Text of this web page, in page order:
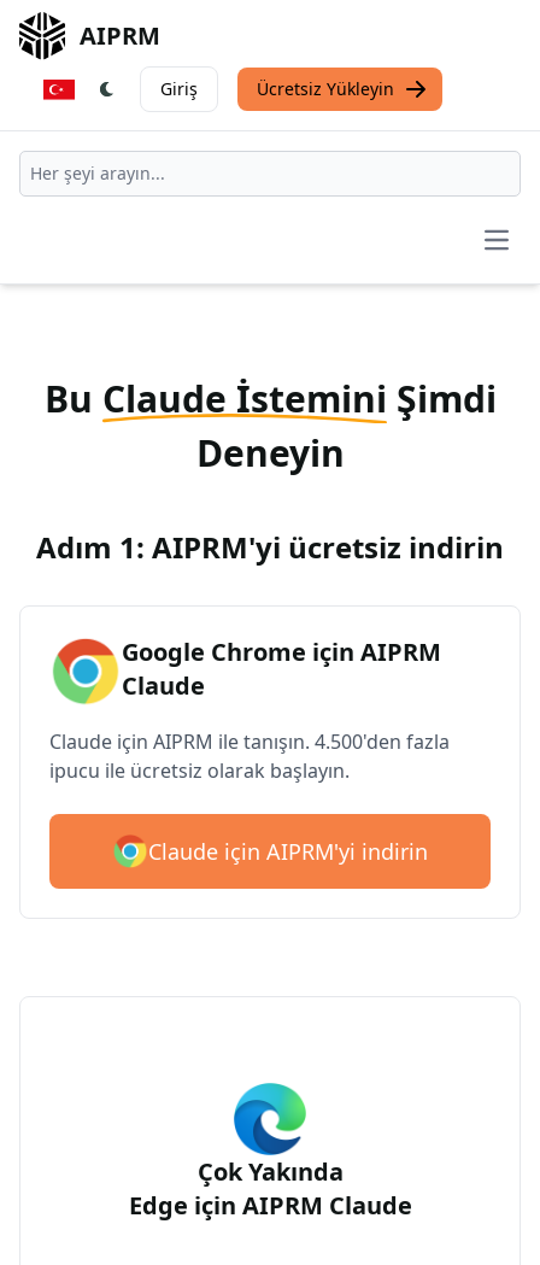
AIPRM
Giriş Ücretsiz Yükleyin
Bu Claude İstemini Şimdi
Deneyin
Adım 1: AIPRM'yi ücretsiz indirin
Google Chrome için AIPRM
Claude
Claude için AIPRM ile tanışın. 4.500'den fazla
ipucu ile ücretsiz olarak başlayın.
Claude için AIPRM'yi indirin
Çok Yakında
Edge için AIPRM Claude